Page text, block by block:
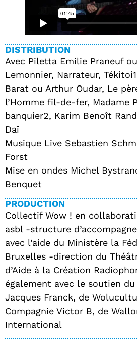
DISTRIBUTION
Avec Piletta Emilie Praneuf
Lemonnier, Narrateur,
Barat ou Arthur Oudar, Le
l’Homme fil-de-fer, Madame
banquier2, Karim Benoît
Daï
Musique Live Sebastien
Forst
Mise en ondes Michel
Benquet
PRODUCTION
Collectif Wow ! en
asbl -structure
avec l’aide du Ministère la
Bruxelles -direction du
d’Aide à la Création
également avec le soutien
Jacques Franck, de
Compagnie Victor B, de
International